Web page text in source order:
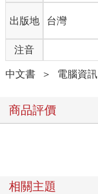
出版地 台灣
注音
中文書 ＞ 電腦資訊
商品評價
相關主題